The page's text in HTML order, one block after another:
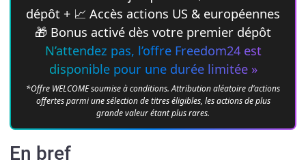
dépôt + 📈 Accès actions US & européennes
🎁 Bonus activé dès votre premier dépôt
N’attendez pas, l’offre Freedom24 est
disponible pour une durée limitée »
*Offre WELCOME soumise à conditions. Attribution aléatoire d’actions
offertes parmi une sélection de titres éligibles, les actions de plus
grande valeur étant plus rares.
En bref